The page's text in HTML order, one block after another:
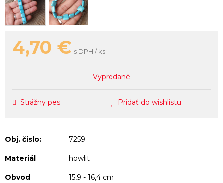
4,70 € s DPH / ks
Vypredané
Strážny pes Pridať do wishlistu
Obj. čislo: 7259
Materiál howlit
Obvod 15,9 - 16,4 cm